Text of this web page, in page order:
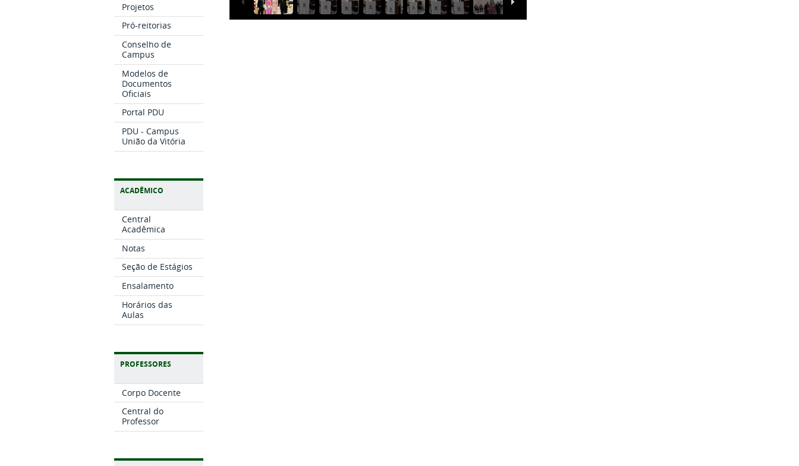
Projetos
Pró-reitorias
Conselho de
Campus
Modelos de
Documentos
Oficiais
Portal PDU
PDU - Campus
União da Vitória
ACADÊMICO
Central
Acadêmica
Notas
Seção de Estágios
Ensalamento
Horários das
Aulas
PROFESSORES
Corpo Docente
Central do
Professor